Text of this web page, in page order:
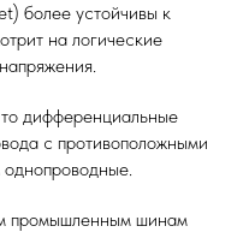
более устойчивы к
на логические
дифференциальные
с противоположными
однопроводные.
промышленным шинам